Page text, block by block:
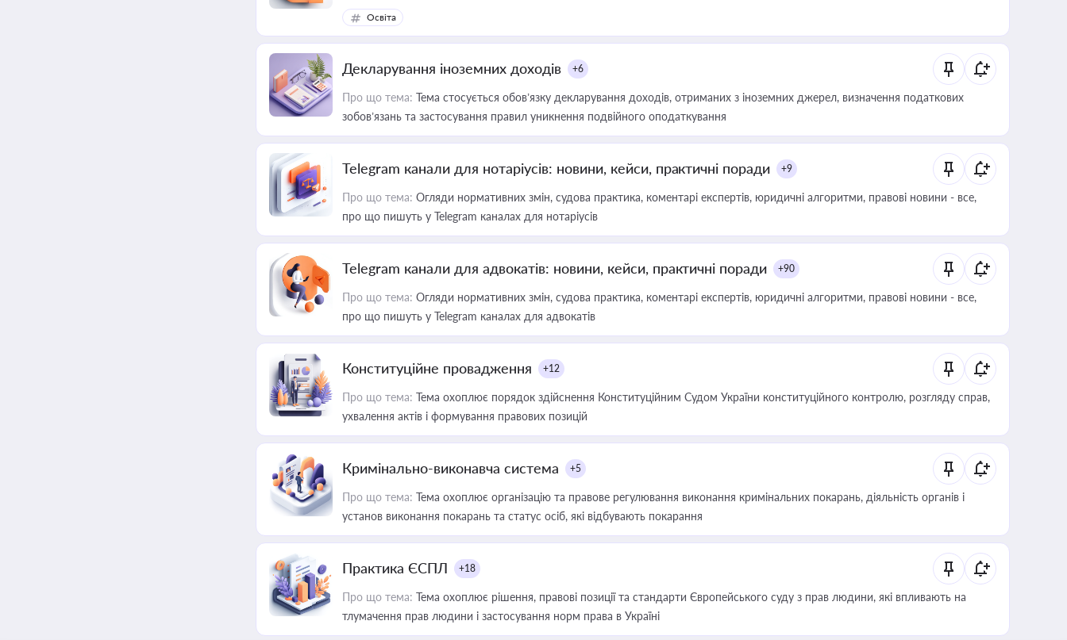
Освіта
Декларування іноземних доходів +6
Про що тема: Тема стосується обов’язку декларування доходів, отриманих з іноземних джерел, визначення податкових
зобов’язань та застосування правил уникнення подвійного оподаткування
Telegram канали для нотаріусів: новини, кейси, практичні поради +9
Про що тема: Огляди нормативних змін, судова практика, коментарі експертів, юридичні алгоритми, правові новини - все,
про що пишуть у Telegram каналах для нотаріусів
Telegram канали для адвокатів: новини, кейси, практичні поради +90
Про що тема: Огляди нормативних змін, судова практика, коментарі експертів, юридичні алгоритми, правові новини - все,
про що пишуть у Telegram каналах для адвокатів
Конституційне провадження +12
Про що тема: Тема охоплює порядок здійснення Конституційним Судом України конституційного контролю, розгляду справ,
ухвалення актів і формування правових позицій
Кримінально-виконавча система +5
Про що тема: Тема охоплює організацію та правове регулювання виконання кримінальних покарань, діяльність органів і
установ виконання покарань та статус осіб, які відбувають покарання
Практика ЄСПЛ +18
Про що тема: Тема охоплює рішення, правові позиції та стандарти Європейського суду з прав людини, які впливають на
тлумачення прав людини і застосування норм права в Україні